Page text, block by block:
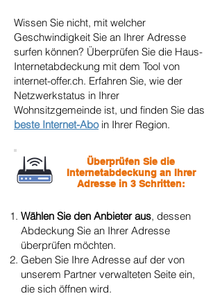
Wissen Sie nicht, mit welcher
Geschwindigkeit Sie an Ihrer Adresse
surfen können? Überprüfen Sie die Haus-
Internetabdeckung mit dem Tool von
internet-offer.ch. Erfahren Sie, wie der
Netzwerkstatus in Ihrer
Wohnsitzgemeinde ist, und finden Sie das
beste Internet-Aboin Ihrer Region.
Überprüfen Sie die
Internetabdeckung an Ihrer
Adresse in 3 Schritten:
Wählen Sie den Anbieter aus, dessen
Abdeckung Sie an Ihrer Adresse
überprüfen möchten.
Geben Sie Ihre Adresse auf der von
unserem Partner verwalteten Seite ein,
die sich öffnen wird.